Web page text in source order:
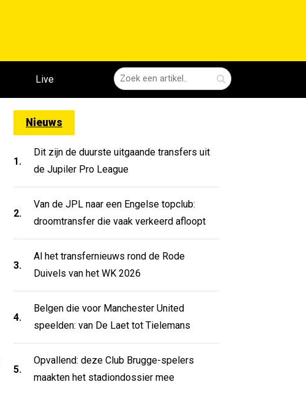
Live
Nieuws
1.
Dit zijn de duurste uitgaande transfers uit
de Jupiler Pro League
2.
Van de JPL naar een Engelse topclub:
droomtransfer die vaak verkeerd afloopt
3.
Al het transfernieuws rond de Rode
Duivels van het WK 2026
4.
Belgen die voor Manchester United
speelden: van De Laet tot Tielemans
5.
Opvallend: deze Club Brugge-spelers
maakten het stadiondossier mee